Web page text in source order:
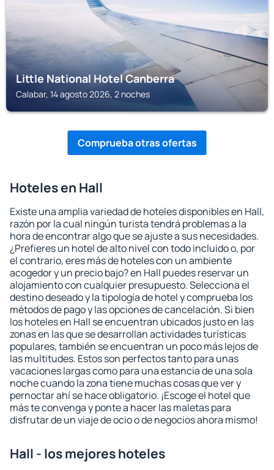
Little National Hotel Canberra
Calabar, 14 agosto 2026, 2 noches
Comprueba otras ofertas
Hoteles en Hall
Existe una amplia variedad de hoteles disponibles en Hall,
razón por la cual ningún turista tendrá problemas a la
hora de encontrar algo que se ajuste a sus necesidades.
¿Prefieres un hotel de alto nivel con todo incluido o, por
el contrario, eres más de hoteles con un ambiente
acogedor y un precio bajo? en Hall puedes reservar un
alojamiento con cualquier presupuesto. Selecciona el
destino deseado y la tipología de hotel y comprueba los
métodos de pago y las opciones de cancelación. Si bien
los hoteles en Hall se encuentran ubicados justo en las
zonas en las que se desarrollan actividades turísticas
populares, también se encuentran un poco más lejos de
las multitudes. Estos son perfectos tanto para unas
vacaciones largas como para una estancia de una sola
noche cuando la zona tiene muchas cosas que ver y
pernoctar ahí se hace obligatorio. ¡Escoge el hotel que
más te convenga y ponte a hacer las maletas para
disfrutar de un viaje de ocio o de negocios ahora mismo!
Hall - los mejores hoteles